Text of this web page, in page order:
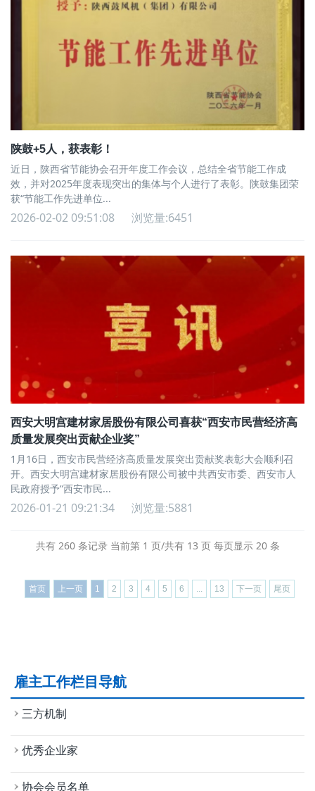
陕鼓+5人，获表彰！
近日，陕西省节能协会召开年度工作会议，总结全省节能工作成
效，并对2025年度表现突出的集体与个人进行了表彰。陕鼓集团荣
获“节能工作先进单位...
2026-02-02 09:51:08 浏览量:6451
西安大明宫建材家居股份有限公司喜获“西安市民营经济高
质量发展突出贡献企业奖”
1月16日，西安市民营经济高质量发展突出贡献奖表彰大会顺利召
开。西安大明宫建材家居股份有限公司被中共西安市委、西安市人
民政府授予“西安市民...
2026-01-21 09:21:34 浏览量:5881
共有 260 条记录 当前第 1 页/共有 13 页 每页显示 20 条
首页 上一页 1 2 3 4 5 6 13 下一页 尾页
雇主工作栏目导航
三方机制
优秀企业家
协会会员名单